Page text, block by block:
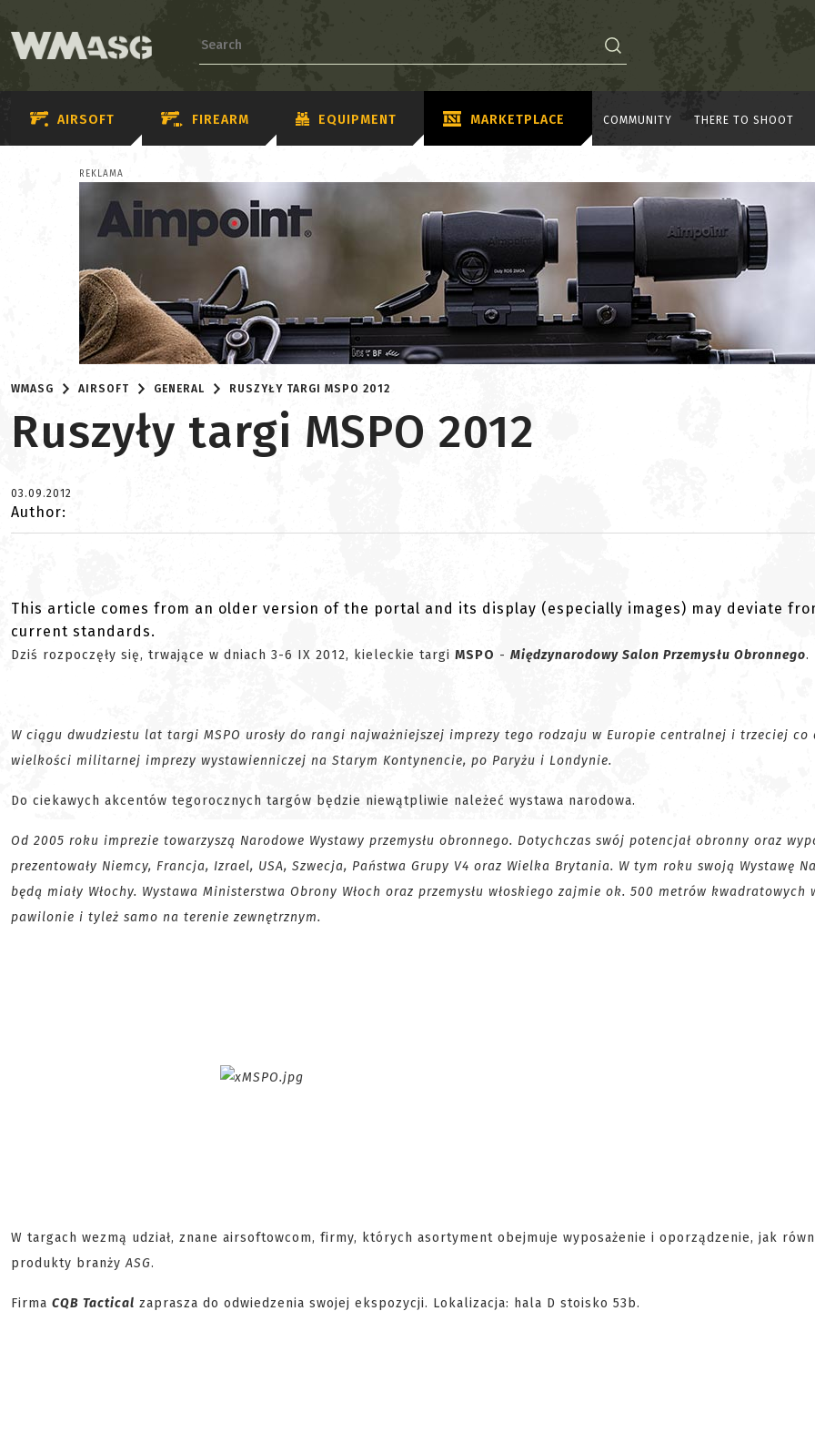
AIRSOFT FIREARM EQUIPMENT MARKETPLACE COMMUNITY THERE TO SHOOT
REKLAMA
WMASG AIRSOFT GENERAL RUSZYŁY TARGI MSPO 2012
Ruszyły targi MSPO 2012
03.09.2012
Author:
This article comes from an older version of the portal and its display (especially images) may deviate
current standards.
Dziś rozpoczęły się, trwające w dniach 3-6 IX 2012, kieleckie targi MSPO - Międzynarodowy Salon Przemysłu Obronnego.
W ciągu dwudziestu lat targi MSPO urosły do rangi najważniejszej imprezy tego rodzaju w Europie centralnej i trzeciej co
wielkości militarnej imprezy wystawienniczej na Starym Kontynencie, po Paryżu i Londynie.
Do ciekawych akcentów tegorocznych targów będzie niewątpliwie należeć wystawa narodowa.
Od 2005 roku imprezie towarzyszą Narodowe Wystawy przemysłu obronnego. Dotychczas swój potencjał obronny oraz
prezentowały Niemcy, Francja, Izrael, USA, Szwecja, Państwa Grupy V4 oraz Wielka Brytania. W tym roku swoją Wystawę
będą miały Włochy. Wystawa Ministerstwa Obrony Włoch oraz przemysłu włoskiego zajmie ok. 500 metrów kwadratowych
pawilonie i tyleż samo na terenie zewnętrznym.
W targach wezmą udział, znane airsoftowcom, firmy, których asortyment obejmuje wyposażenie i oporządzenie, jak
produkty branżyASG.
Firma CQB Tactical zaprasza do odwiedzenia swojej ekspozycji. Lokalizacja: hala D stoisko 53b.